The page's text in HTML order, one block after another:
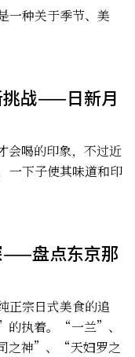
一种关于季节、美
挑战——日新月
喝的印象，不过近
一下子使其味道和印
——盘点东京那
正宗日式美食的追
的执着。“一兰”、
之神”、“天妇罗之